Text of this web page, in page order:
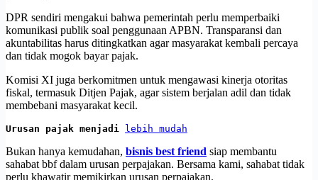
DPR sendiri mengakui bahwa pemerintah perlu memperbaiki
komunikasi publik soal penggunaan APBN. Transparansi dan
akuntabilitas harus ditingkatkan agar masyarakat kembali percaya
dan tidak mogok bayar pajak.
Komisi XI juga berkomitmen untuk mengawasi kinerja otoritas
fiskal, termasuk Ditjen Pajak, agar sistem berjalan adil dan tidak
membebani masyarakat kecil.
Urusan pajak menjadi lebih mudah
Bukan hanya kemudahan, bisnis best friend siap membantu
sahabat bbf dalam urusan perpajakan. Bersama kami, sahabat tidak
perlu khawatir memikirkan urusan perpajakan.